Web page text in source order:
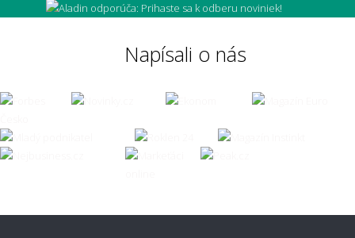
Môže mi koberec opticky zväčšiť miestnosť?
👣 Pohodlie a každodenné používanie
naboso?
Napísali o nás